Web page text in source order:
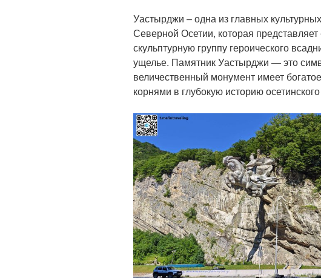
Уастырджи – одна из главных
Северной Осетии, которая
скульптурную группу героического
ущелье. Памятник Уастырджи — это
величественный монумент имеет
корнями в глубокую историю